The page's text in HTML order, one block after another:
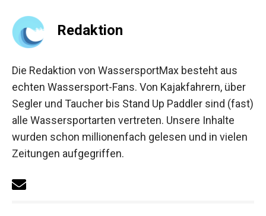
Redaktion
Die Redaktion von WassersportMax besteht aus
echten Wassersport-Fans. Von Kajakfahrern, über
Segler und Taucher bis Stand Up Paddler sind (fast)
alle Wassersportarten vertreten. Unsere Inhalte
wurden schon millionenfach gelesen und in vielen
Zeitungen aufgegriffen.